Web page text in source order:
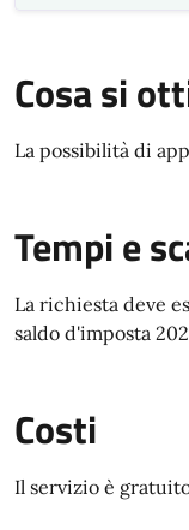
Cosa si
La possibilità di
Tempi e
La richiesta deve
saldo d'imposta
Costi
Il servizio è